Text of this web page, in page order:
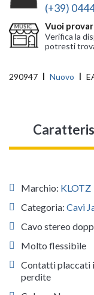
(+39)
Vuoi
Verifica la
potresti
290947 Nuovo
Marchio: KLOTZ
Categoria: Cavi
Cavo stereo
Molto flessibile
Contatti placcati
perdite